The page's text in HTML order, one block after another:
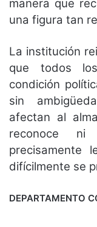
manera que
una figura tan
La institución
que todos
condición
sin
afectan al
reconoce
precisamente
difícilmente se
DEPARTAMENTO